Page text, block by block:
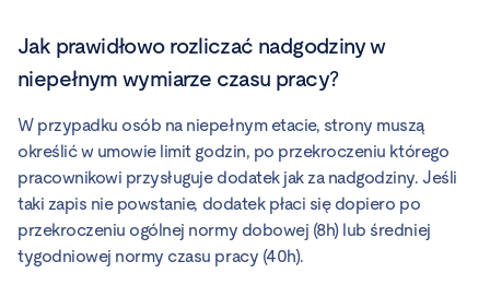
Jak prawidłowo rozliczać nadgodziny w
niepełnym wymiarze czasu pracy?
W przypadku osób na niepełnym etacie, strony muszą
określić w umowie limit godzin, po przekroczeniu którego
pracownikowi przysługuje dodatek jak za nadgodziny. Jeśli
taki zapis nie powstanie, dodatek płaci się dopiero po
przekroczeniu ogólnej normy dobowej (8h) lub średniej
tygodniowej normy czasu pracy (40h).